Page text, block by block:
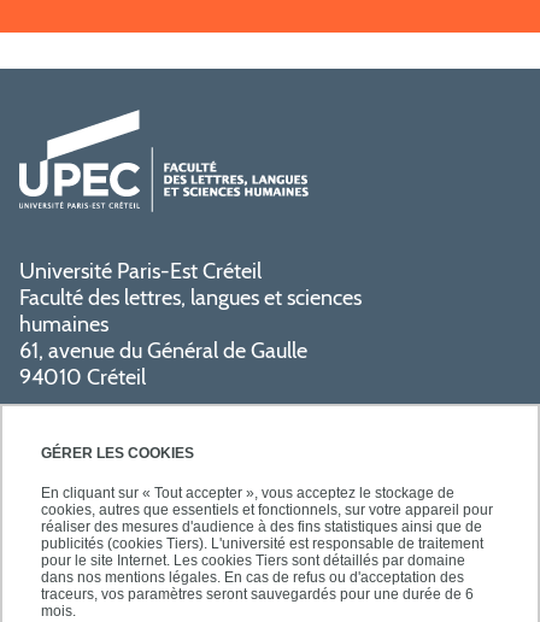
GÉRER LES COOKIES
En cliquant sur « Tout accepter », vous acceptez le stockage de
cookies, autres que essentiels et fonctionnels, sur votre appareil pour
réaliser des mesures d'audience à des fins statistiques ainsi que de
publicités (cookies Tiers). L'université est responsable de traitement
pour le site Internet. Les cookies Tiers sont détaillés par domaine
dans nos mentions légales. En cas de refus ou d'acceptation des
traceurs, vos paramètres seront sauvegardés pour une durée de 6
mois.
Université Paris-Est Créteil
Faculté des lettres, langues et sciences
humaines
61, avenue du Général de Gaulle
94010 Créteil
PRATIQUE
SUIVEZ-NOUS